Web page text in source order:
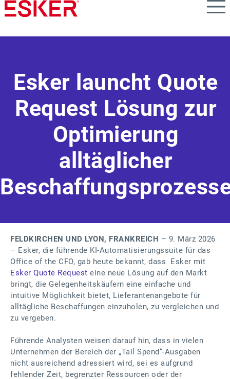
Skip
to
content
Esker launcht Quote
Request Lösung zur
Optimierung
alltäglicher
FELDKIRCHEN UND LYON, FRANKREICH – 9. März 2026
– Esker, die führende KI-Automatisierungssuite für das
Office of the CFO, gab heute bekannt, dass Esker mit
Esker Quote Request eine neue Lösung auf den Markt
bringt, die Gelegenheitskäufern eine einfache und
intuitive Möglichkeit bietet, Lieferantenangebote für
alltägliche Beschaffungen einzuholen, zu vergleichen und
zu vergeben.
Führende Analysten weisen darauf hin, dass in vielen
Unternehmen der Bereich der „Tail Spend“-Ausgaben
nicht ausreichend adressiert wird, sei es aufgrund
fehlender Zeit, begrenzter Ressourcen oder der